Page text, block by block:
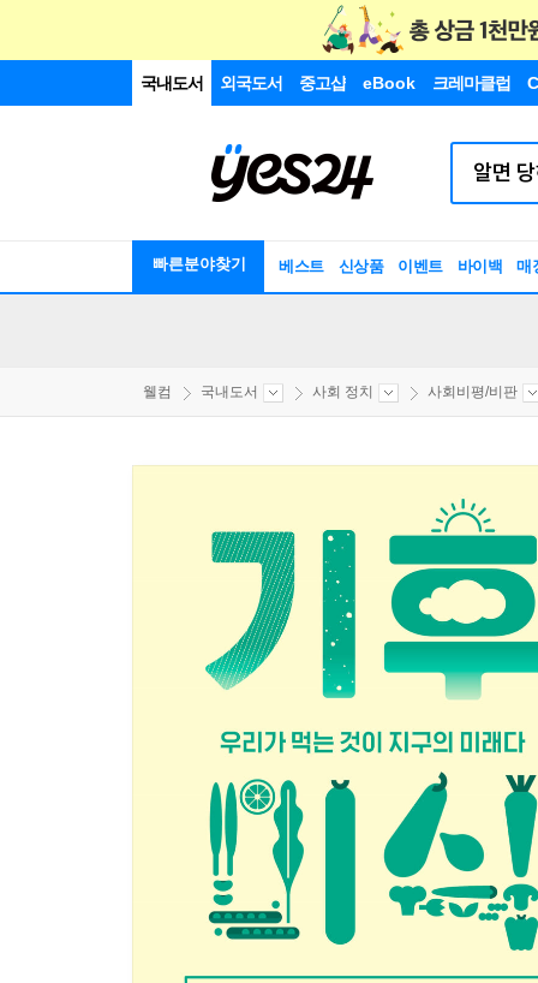
국내도서 외국도서 중고샵 eBook 크레마클럽
빠른분야찾기 베스트 신상품 이벤트 바이백 매
웰컴 국내도서 사회 정치 사회비평/비판